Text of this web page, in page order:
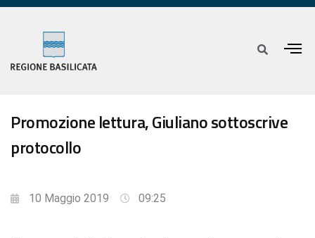
Promozione lettura, Giuliano sottoscrive
protocollo
10 Maggio 2019 09:25